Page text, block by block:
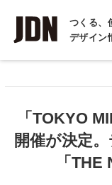
つくる、
デザイン
インタビュー
COLUMN
コラム
「TOKYO
開催が決定
「THE